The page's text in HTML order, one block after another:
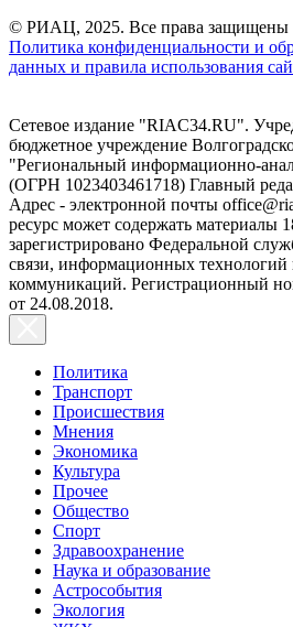
© РИАЦ, 2025. Все права защищены
Политика конфиденциальности и
данных и правила использования
Сетевое издание "RIAC34.RU".
бюджетное учреждение
"Региональный информационно-
(ОГРН 1023403461718) Главный
Адрес - электронной почты
ресурс может содержать материалы
зарегистрировано Федеральной
связи, информационных технологий
коммуникаций. Регистрационный
от 24.08.2018.
Политика
Транспорт
Происшествия
Мнения
Экономика
Культура
Прочее
Общество
Спорт
Здравоохранение
Наука и образование
Астрособытия
Экология